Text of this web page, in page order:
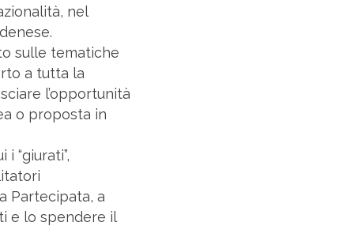
nel
sulle tematiche
a tutta la
l’opportunità
o proposta in
“giurati”,
Partecipata, a
e lo spendere il